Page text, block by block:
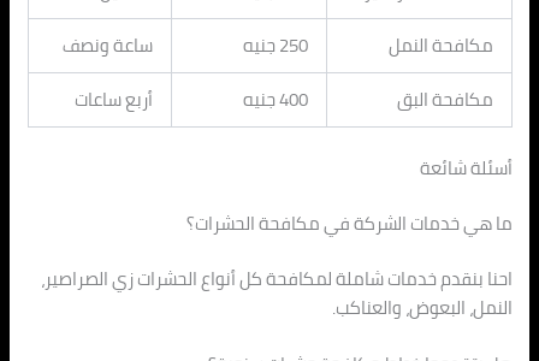
مكافحة النمل
250 جنيه
ساعة ونصف
مكافحة البق
400 جنيه أربع ساعات
أسئلة شائعة
ما هي خدمات الشركة في مكافحة الحشرات؟
احنا بنقدم خدمات شاملة لمكافحة كل أنواع الحشرات زي الصراصير،
النمل، البعوض، والعناكب.